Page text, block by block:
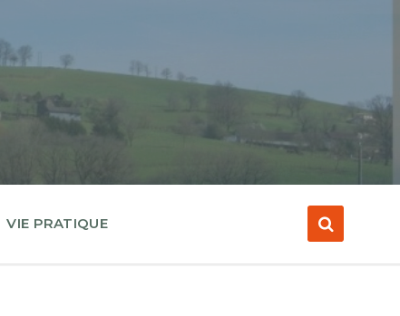
VIE PRATIQUE